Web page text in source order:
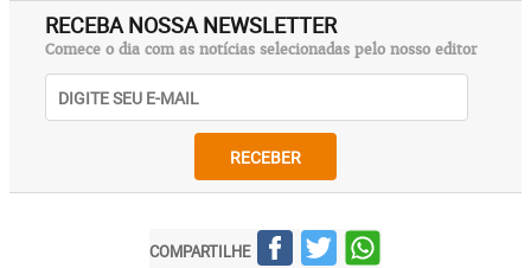
RECEBA NOSSA NEWSLETTER
Comece o dia com as notícias selecionadas pelo nosso editor
RECEBER
COMPARTILHE